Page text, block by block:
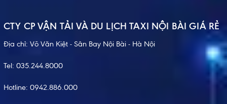
CTY CP VẬN TẢI VÀ DU LỊCH TAXI NỘI BÀI GIÁ RẺ
Địa chỉ: Võ Văn Kiệt - Sân Bay Nội Bài - Hà Nội
Tel: 035.244.8000
Hotline: 0942.886.000